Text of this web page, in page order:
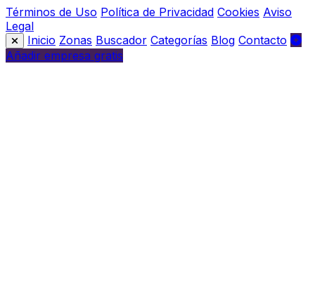
Términos de Uso Política de Privacidad Cookies Aviso
Legal
Inicio Zonas Buscador Categorías Blog Contacto
Añadir empresa gratis